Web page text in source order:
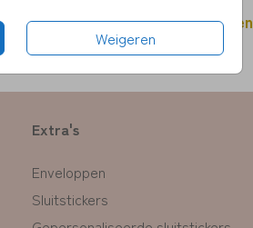
Weigeren
Formaten
Extra's
Enveloppen
Sluitstickers